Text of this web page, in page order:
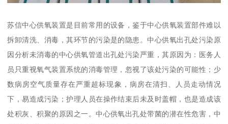
苏信中心供氧装置是目前常用的设备，鉴于中心供氧装置部件难以
拆卸清洗、消毒，其环节的污染是的隐患。中心供氧出孔处污染原
因分析未消毒的中心供氧管道出孔处污染严重，其原因为：医务人
员只重视氧气装置系统的消毒管理，忽视了该处污染的可能性；少
数病房空气质量存在严重超标现象，病房在清扫、人员走动情况
下，易造成污染；护理人员在操作结束后未及时盖帽，也是造成该
处积灰、积聚的原因之一。中心供氧出孔处带菌的潜在性危害，中